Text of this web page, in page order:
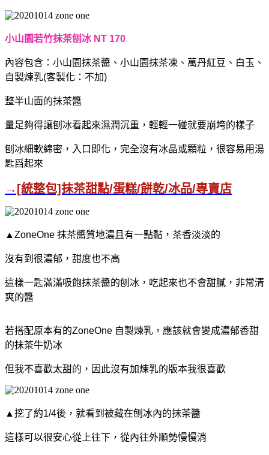
小山園若竹抹茶刨冰 NT 170
內容包含：小山園抹茶醬、小山園抹茶凍、萬丹紅豆、白玉、
自製煉乳(客製化：不加)
整半山面的抹茶醬
量足夠得讓刨冰看起來濕潤沉重，輕輕一碰就要崩垮的樣子
刨冰細軟綿密，入口即化， 完全沒有冰晶或顆粒， 很容易用湯
匙舀起來
→[統整包]抹茶甜點/蛋糕/餅乾/冰品/專賣店
▲ZoneOne 抹茶醬質地濃且有一點黏，茶香淡淡的
沒有到很濃郁，甜度也不高
這樣一匙滿滿吸飽抹茶醬的刨冰，吃起來也不會甜膩， 非常清
爽的醬
若搭配原本有的ZoneOne 自製煉乳，應該就會變成濃郁香甜
的抹茶牛奶冰
但我不喜歡太甜的，因此沒有加煉乳的版本我很喜歡
▲挖了約1/4後，就看到被藏在刨冰內的抹茶醬
這樣可以很安心從上往下，從內往外順勢慢慢消